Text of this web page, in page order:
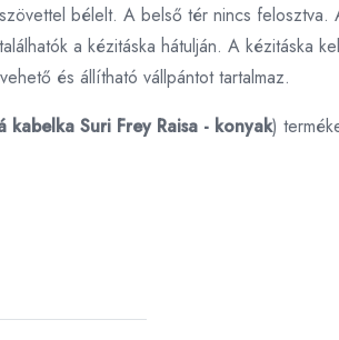
bélelt. A belső tér nincs felosztva.
a kézitáska hátulján. A kézitáska
és állítható vállpántot tartalmaz.
kabelka Suri Frey Raisa - konyak)